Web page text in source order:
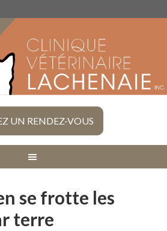
UN RENDEZ-VOUS
se frotte les
terre